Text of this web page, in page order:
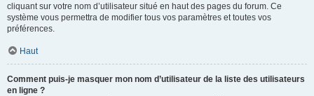
cliquant sur votre nom d’utilisateur situé en haut des pages du forum. Ce
système vous permettra de modifier tous vos paramètres et toutes vos
préférences.
Haut
Comment puis-je masquer mon nom d’utilisateur de la liste des utilisateurs
en ligne ?